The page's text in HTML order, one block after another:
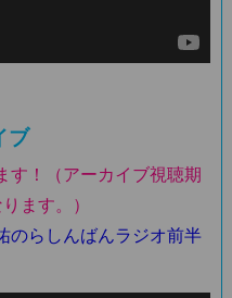
ブ
！（アーカイブ視聴期
ます。）
のらしんばんラジオ前半